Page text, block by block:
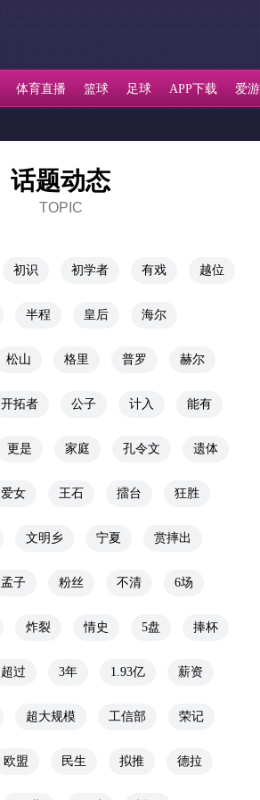
体育直播 篮球 足球 APP下载 爱
话题动态
TOPIC
初识 初学者 有戏 越位
半程 皇后 海尔
松山 格里 普罗 赫尔
开拓者 公子 计入 能有
更是 家庭 孔令文 遗体
爱女 王石 擂台 狂胜
文明乡 宁夏 赏摔出
孟子 粉丝 不清 6场
炸裂 情史 5盘 捧杯
超过 3年 1.93亿 薪资
超大规模 工信部 荣记
欧盟 民生 拟推 德拉